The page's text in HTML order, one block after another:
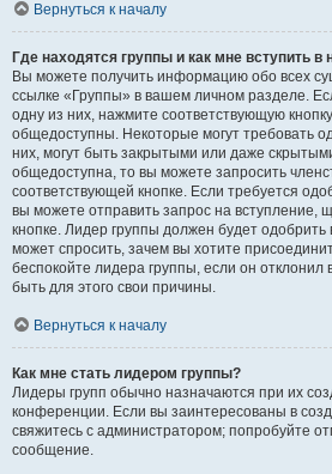
Вернуться к началу
Где находятся группы и как мне вступить в
Вы можете получить информацию обо всех
ссылке «Группы» в вашем личном разделе.
одну из них, нажмите соответствующую
общедоступны. Некоторые могут требовать
них, могут быть закрытыми или даже
общедоступна, то вы можете запросить
соответствующей кнопке. Если требуется
вы можете отправить запрос на вступление,
кнопке. Лидер группы должен будет одобрить
может спросить, зачем вы хотите
беспокойте лидера группы, если он отклонил
быть для этого свои причины.
Вернуться к началу
Как мне стать лидером группы?
Лидеры групп обычно назначаются при их
конференции. Если вы заинтересованы в
свяжитесь с администратором; попробуйте
сообщение.